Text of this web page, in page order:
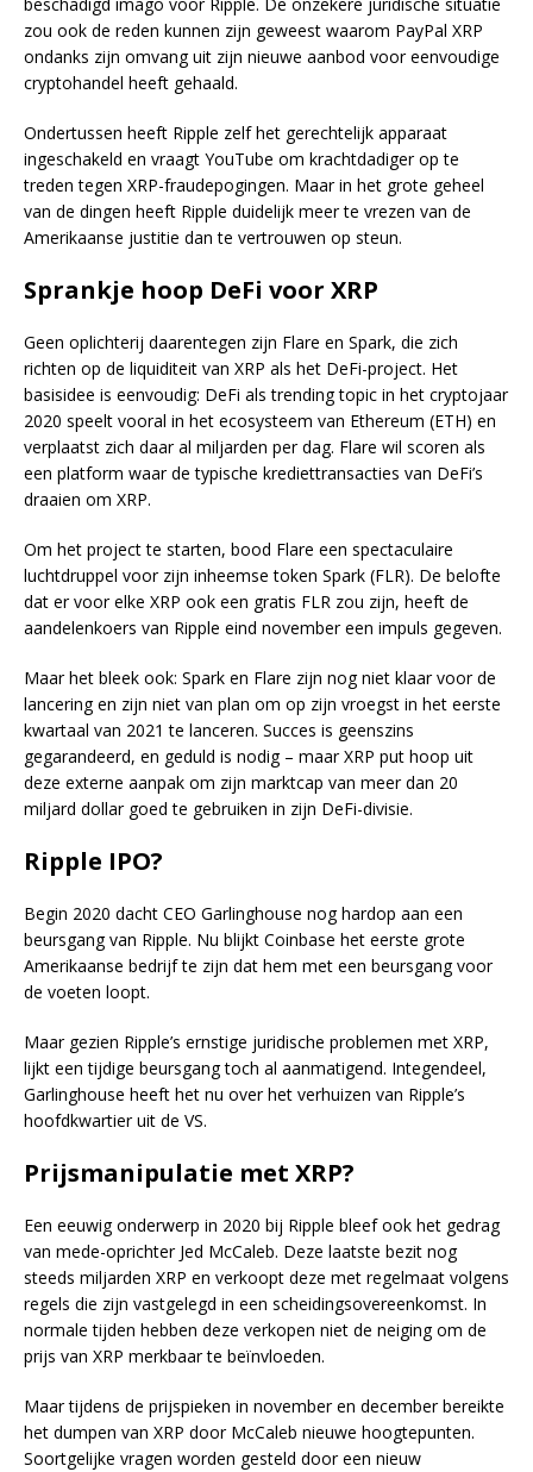
zou ook de reden kunnen zijn geweest waarom PayPal XRP
ondanks zijn omvang uit zijn nieuwe aanbod voor eenvoudige
cryptohandel heeft gehaald.
Ondertussen heeft Ripple zelf het gerechtelijk apparaat
ingeschakeld en vraagt YouTube om krachtdadiger op te
treden tegen XRP-fraudepogingen. Maar in het grote geheel
van de dingen heeft Ripple duidelijk meer te vrezen van de
Amerikaanse justitie dan te vertrouwen op steun.
Sprankje hoop DeFi voor XRP
Geen oplichterij daarentegen zijn Flare en Spark, die zich
richten op de liquiditeit van XRP als het DeFi-project. Het
basisidee is eenvoudig: DeFi als trending topic in het cryptojaar
2020 speelt vooral in het ecosysteem van Ethereum (ETH) en
verplaatst zich daar al miljarden per dag. Flare wil scoren als
een platform waar de typische krediettransacties van DeFi’s
draaien om XRP.
Om het project te starten, bood Flare een spectaculaire
luchtdruppel voor zijn inheemse token Spark (FLR). De belofte
dat er voor elke XRP ook een gratis FLR zou zijn, heeft de
aandelenkoers van Ripple eind november een impuls gegeven.
Maar het bleek ook: Spark en Flare zijn nog niet klaar voor de
lancering en zijn niet van plan om op zijn vroegst in het eerste
kwartaal van 2021 te lanceren. Succes is geenszins
gegarandeerd, en geduld is nodig – maar XRP put hoop uit
deze externe aanpak om zijn marktcap van meer dan 20
miljard dollar goed te gebruiken in zijn DeFi-divisie.
Ripple IPO?
Begin 2020 dacht CEO Garlinghouse nog hardop aan een
beursgang van Ripple. Nu blijkt Coinbase het eerste grote
Amerikaanse bedrijf te zijn dat hem met een beursgang voor
de voeten loopt.
Maar gezien Ripple’s ernstige juridische problemen met XRP,
lijkt een tijdige beursgang toch al aanmatigend. Integendeel,
Garlinghouse heeft het nu over het verhuizen van Ripple’s
hoofdkwartier uit de VS.
Prijsmanipulatie met XRP?
Een eeuwig onderwerp in 2020 bij Ripple bleef ook het gedrag
van mede-oprichter Jed McCaleb. Deze laatste bezit nog
steeds miljarden XRP en verkoopt deze met regelmaat volgens
regels die zijn vastgelegd in een scheidingsovereenkomst. In
normale tijden hebben deze verkopen niet de neiging om de
prijs van XRP merkbaar te beïnvloeden.
Maar tijdens de prijspieken in november en december bereikte
het dumpen van XRP door McCaleb nieuwe hoogtepunten.
Soortgelijke vragen worden gesteld door een nieuw